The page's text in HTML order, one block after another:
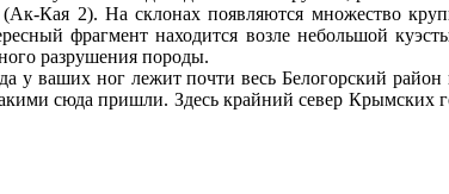
Кая 2). На склонах появляются множество
фрагмент находится возле небольшой
разрушения породы.
у ваших ног лежит почти весь Белогорский
сюда пришли. Здесь крайний север Крымских